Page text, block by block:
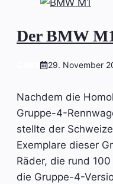
Der BMW
29. November
Nachdem die
Gruppe-4-
stellte der
Exemplare dieser
Räder, die rund
die Gruppe-4-